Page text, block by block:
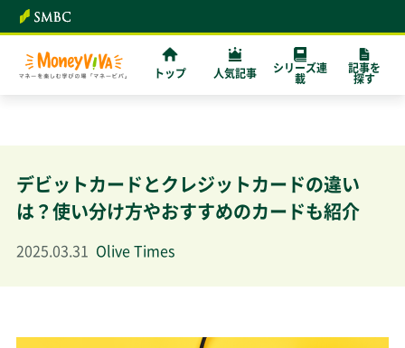
トップ 人気記事 シリーズ連
載
記事を
探す
デビットカードとクレジットカードの違い
は？使い分け方やおすすめのカードも紹介
2025.03.31 Olive Times